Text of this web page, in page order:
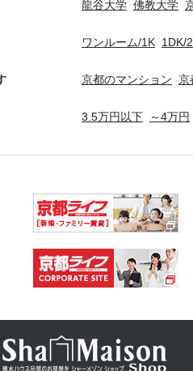
龍谷大学 佛教大学
ワンルーム/1K 1DK/
京都のマンション 京
3.5万円以下 ～4万円